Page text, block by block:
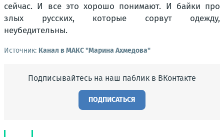
сейчас. И все это хорошо понимают. И байки про
злых русских, которые сорвут одежду,
неубедительны.
Источник: Канал в МАКС "Марина Ахмедова"
Подписывайтесь на наш паблик в ВКонтакте
ПОДПИСАТЬСЯ